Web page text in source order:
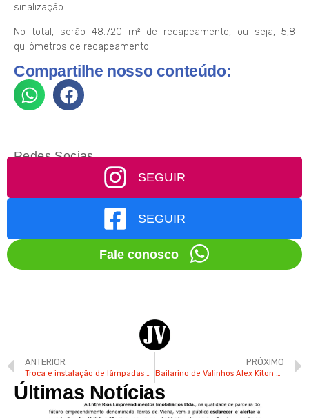
sinalização.
No total, serão 48.720 m² de recapeamento, ou seja, 5,8
quilômetros de recapeamento.
Compartilhe nosso conteúdo:
Redes Socias
SEGUIR
SEGUIR
Fale conosco
ANTERIOR
Troca e instalação de lâmpadas de LED nas ruas podem ser solicitadas por moradores de Valinhos
PRÓXIMO
Bailarino de Valinhos Alex Kiton dança há 35 anos e já venceu premiações internacionais
Últimas Notícias